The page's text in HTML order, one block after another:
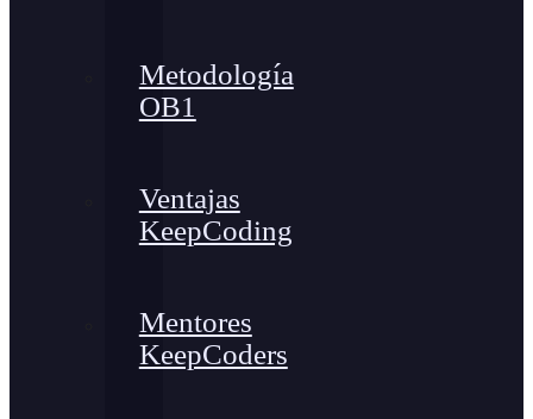
Metodología
OB1
Ventajas
KeepCoding
Mentores
KeepCoders